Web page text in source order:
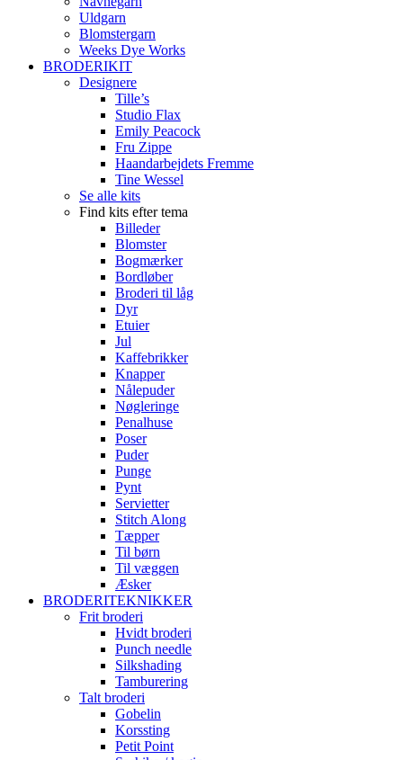
Uldgarn
Blomstergarn
Weeks Dye Works
BRODERIKIT
Designere
Tille’s
Studio Flax
Emily Peacock
Fru Zippe
Haandarbejdets Fremme
Tine Wessel
Se alle kits
Find kits efter tema
Billeder
Blomster
Bogmærker
Bordløber
Broderi til låg
Dyr
Etuier
Jul
Kaffebrikker
Knapper
Nålepuder
Nøgleringe
Penalhuse
Poser
Puder
Punge
Pynt
Servietter
Stitch Along
Tæpper
Til børn
Til væggen
Æsker
BRODERITEKNIKKER
Frit broderi
Hvidt broderi
Punch needle
Silkshading
Tamburering
Talt broderi
Gobelin
Korssting
Petit Point